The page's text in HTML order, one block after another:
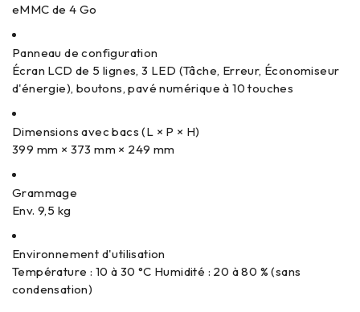
eMMC de 4 Go
Panneau de configuration
Écran LCD de 5 lignes, 3 LED (Tâche, Erreur, Économiseur
d'énergie), boutons, pavé numérique à 10 touches
Dimensions avec bacs (L × P × H)
399 mm × 373 mm × 249 mm
Grammage
Env. 9,5 kg
Environnement d'utilisation
Température : 10 à 30 °C Humidité : 20 à 80 % (sans
condensation)